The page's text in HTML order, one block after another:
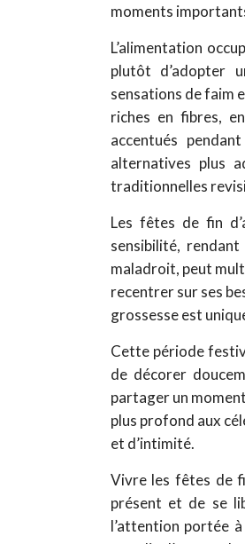
moments
L’alimentation
plutôt d’adopter
sensations de faim
riches en fibres,
accentués
alternatives plus
traditionnelles
Les fêtes de fin
sensibilité,
maladroit, peut
recentrer sur ses
grossesse est
Cette période
de décorer
partager un
plus profond aux
et d’intimité.
Vivre les fêtes de
présent et de se
l’attention portée